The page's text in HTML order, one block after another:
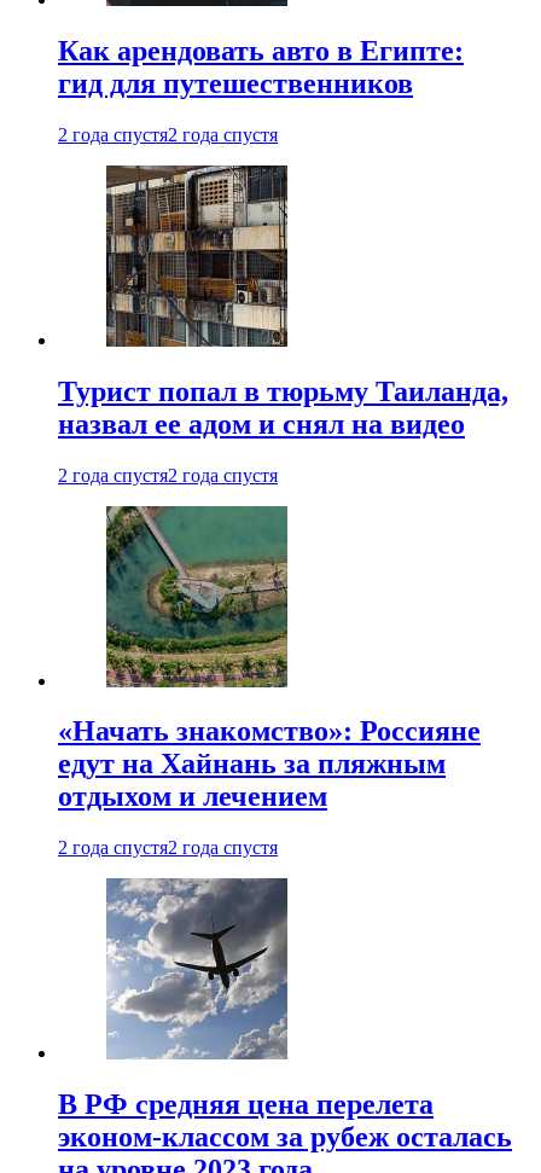
Как арендовать авто в Египте:
гид для путешественников
2 года спустя2 года спустя
Турист попал в тюрьму Таиланда,
назвал ее адом и снял на видео
2 года спустя2 года спустя
«Начать знакомство»: Россияне
едут на Хайнань за пляжным
отдыхом и лечением
2 года спустя2 года спустя
В РФ средняя цена перелета
эконом-классом за рубеж осталась